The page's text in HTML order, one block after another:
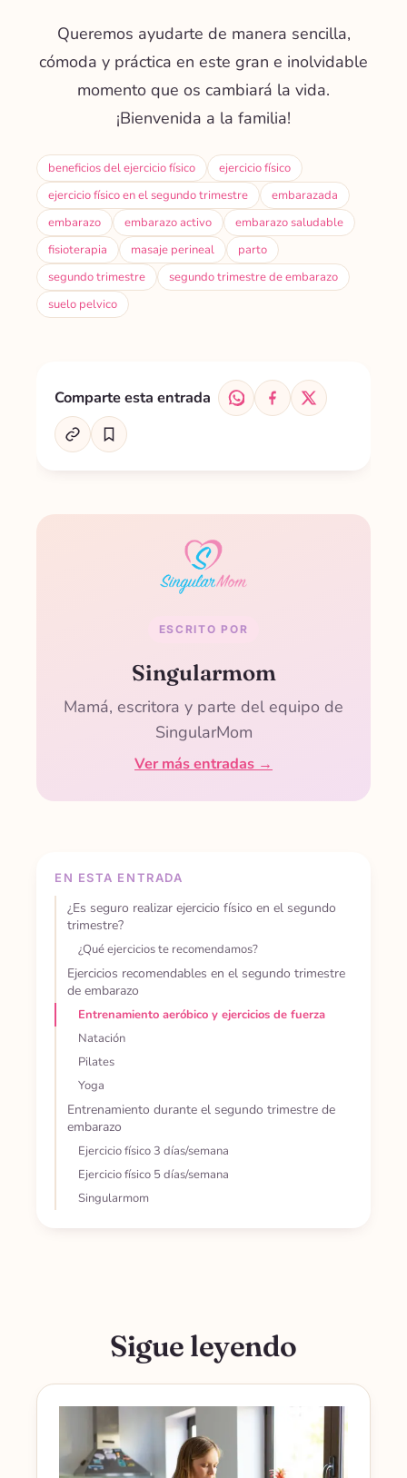
EN ESTA ENTRADA
¿Es seguro realizar ejercicio físico en el segundo
trimestre?
¿Qué ejercicios te recomendamos?
Ejercicios recomendables en el segundo trimestre
de embarazo
Entrenamiento aeróbico y ejercicios de fuerza
Natación
Pilates
Yoga
Entrenamiento durante el segundo trimestre de
embarazo
Ejercicio físico 3 días/semana
Ejercicio físico 5 días/semana
Singularmom
Queremos ayudarte de manera sencilla,
cómoda y práctica en este gran e inolvidable
momento que os cambiará la vida.
¡Bienvenida a la familia!
beneficios del ejercicio físico
ejercicio físico
ejercicio físico en el segundo trimestre
embarazada
embarazo
embarazo activo
embarazo saludable
fisioterapia
masaje perineal
parto
segundo trimestre
segundo trimestre de embarazo
suelo pelvico
Comparte esta entrada
ESCRITO POR
Singularmom
Mamá, escritora y parte del equipo de
SingularMom
Ver más entradas →
Sigue leyendo